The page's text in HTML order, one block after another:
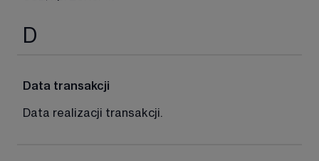
D
Data transakcji
Data realizacji transakcji.